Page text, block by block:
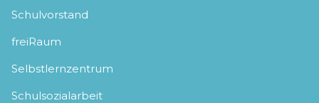
Schulvorstand
freiRaum
Selbstlernzentrum
Schulsozialarbeit